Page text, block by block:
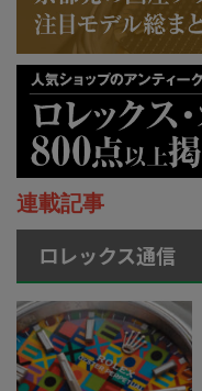
連載記事
ロレックス通信